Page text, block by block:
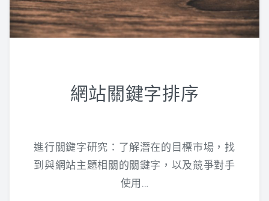
網站關鍵字排序
進行關鍵字研究：了解潛在的目標市場，找
到與網站主題相關的關鍵字，以及競爭對手
使用…